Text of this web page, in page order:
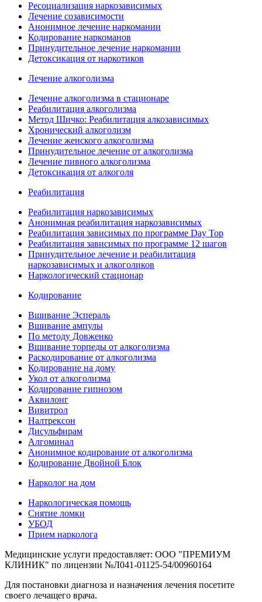
Ресоциализация наркозависимых
Лечение созависимости
Анонимное лечение наркомании
Кодирование наркоманов
Принудительное лечение наркомании
Детоксикация от наркотиков
Лечение алкоголизма
Лечение алкоголизма в стационаре
Реабилитация алкоголизма
Метод Шичко: Реабилитация алкозависимых
Хронический алкоголизм
Лечение женского алкоголизма
Принудительное лечение от алкоголизма
Лечение пивного алкоголизма
Детоксикация от алкоголя
Реабилитация
Реабилитация наркозависимых
Анонимная реабилитация наркозависимых
Реабилитация зависимых по программе Day Top
Реабилитация зависимых по программе 12 шагов
Принудительное лечение и реабилитация
наркозависимых и алкоголиков
Наркологический стационар
Кодирование
Вшивание Эспераль
Вшивание ампулы
По методу Довженко
Вшивание торпеды от алкоголизма
Раскодирование от алкоголизма
Кодирование на дому
Укол от алкоголизма
Кодирование гипнозом
Аквилонг
Вивитрол
Налтрексон
Дисульфирам
Алгоминал
Анонимное кодирование от алкоголизма
Кодирование Двойной Блок
Нарколог на дом
Наркологическая помощь
Снятие ломки
УБОД
Прием нарколога
Медицинские услуги предоставляет: ООО "ПРЕМИУМ
КЛИНИК" по лицензии №Л041-01125-54/00960164
Для постановки диагноза и назначения лечения посетите
своего лечащего врача.